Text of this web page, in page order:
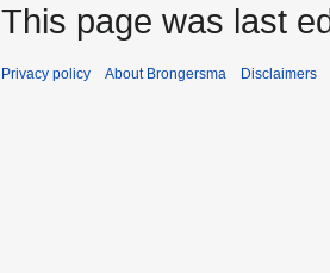
This page was last
Privacy policy About Brongersma Disclaimers